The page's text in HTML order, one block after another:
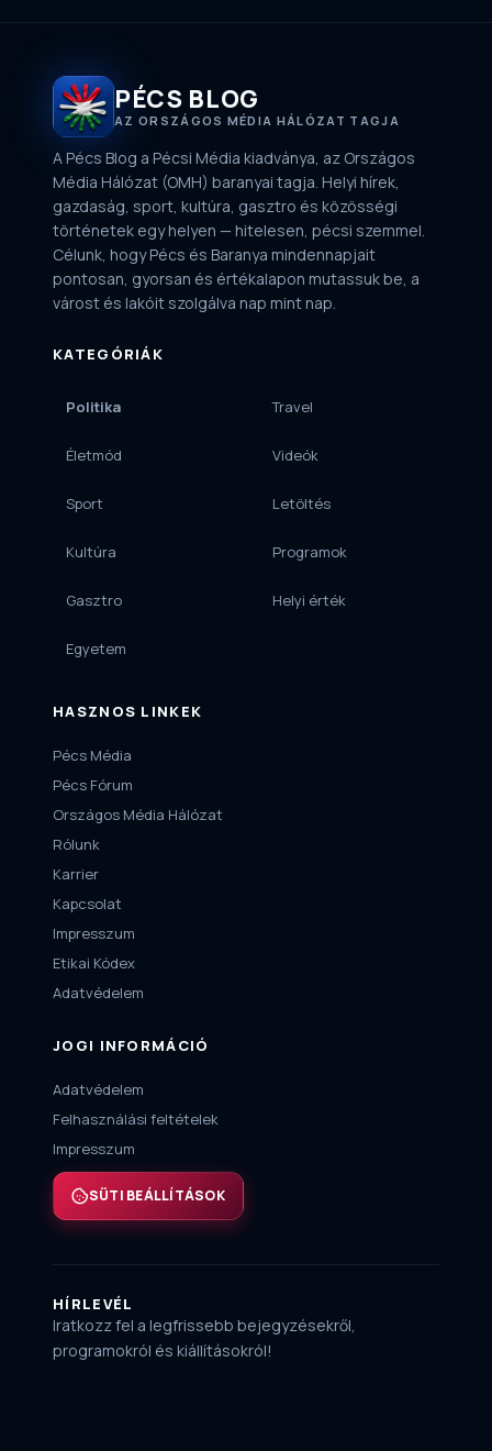
PÉCS BLOG
AZ ORSZÁGOS MÉDIA HÁLÓZAT TAGJA
A Pécs Blog a Pécsi Média kiadványa, az Országos
Média Hálózat (OMH) baranyai tagja. Helyi hírek,
gazdaság, sport, kultúra, gasztro és közösségi
történetek egy helyen — hitelesen, pécsi szemmel.
Célunk, hogy Pécs és Baranya mindennapjait
pontosan, gyorsan és értékalapon mutassuk be, a
várost és lakóit szolgálva nap mint nap.
KATEGÓRIÁK
Politika
Életmód
Sport
Kultúra
Gasztro
Egyetem
Travel
Videók
Letöltés
Programok
Helyi érték
HASZNOS LINKEK
Pécs Média
Pécs Fórum
Országos Média Hálózat
Rólunk
Karrier
Kapcsolat
Impresszum
Etikai Kódex
Adatvédelem
JOGI INFORMÁCIÓ
Adatvédelem
Felhasználási feltételek
Impresszum
SÜTI BEÁLLÍTÁSOK
HÍRLEVÉL
Iratkozz fel a legfrissebb bejegyzésekről,
programokról és kiállításokról!